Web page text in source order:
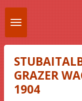
Ga
direct
naar
de
hoofdinhoud
GRAZER
1904